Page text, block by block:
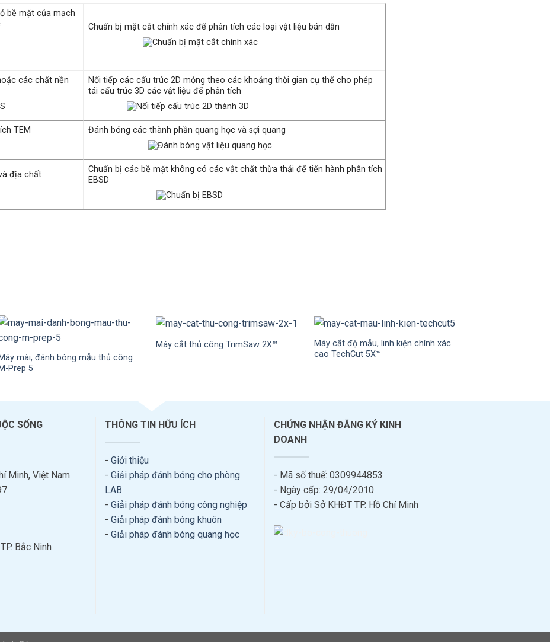
bề mặt của mạch
Chuẩn bị mặt cắt chính xác để phân tích các loại vật liệu bán dẫn
các chất nền
Nối tiếp các cấu trúc 2D mỏng theo các khoảng thời gian cụ thể cho phép
tái cấu trúc 3D các vật liệu để phân tích
tích TEM Đánh bóng các thành phần quang học và sợi quang
và địa chất
Chuẩn bị các bề mặt không có các vật chất thừa thải để tiến hành phân tích
EBSD
Máy mài, đánh bóng mẫu thủ công
M-Prep 5
Máy cắt thủ công TrimSaw 2X™
Máy cắt độ mẫu, linh kiện chính xác
cao TechCut 5X™
SỐNG
Minh, Việt Nam
Bắc Ninh
THÔNG TIN HỮU ÍCH
- Giới thiệu
- Giải pháp đánh bóng cho phòng
LAB
- Giải pháp đánh bóng công nghiệp
- Giải pháp đánh bóng khuôn
- Giải pháp đánh bóng quang học
CHỨNG NHẬN ĐĂNG KÝ KINH
DOANH
- Mã số thuế: 0309944853
- Ngày cấp: 29/04/2010
- Cấp bởi Sở KHĐT TP. Hồ Chí Minh